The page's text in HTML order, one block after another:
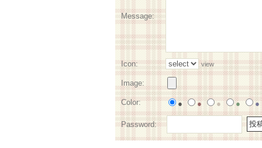
Message:
Icon: view
Image:
Color: ● ● ● ● ●
Password: